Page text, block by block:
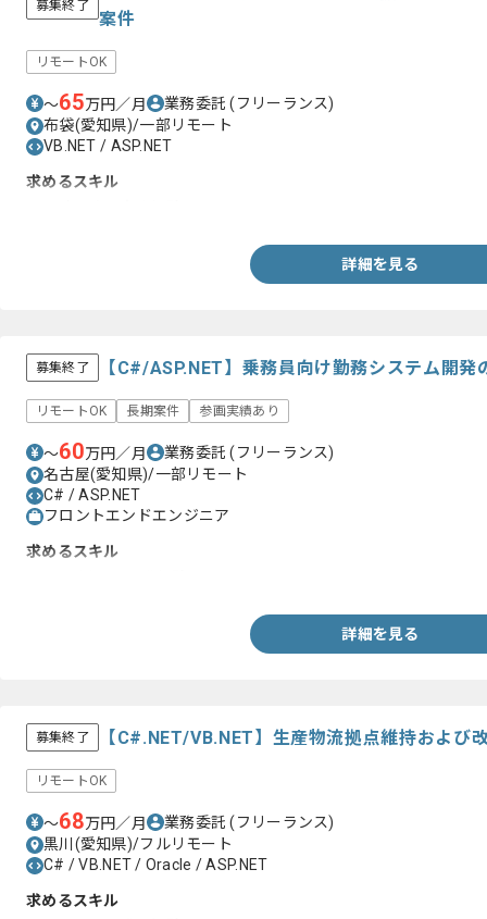
募集終了
案件
リモートOK
〜65万円／月 業務委託(フリーランス)
布袋(愛知県)/一部リモート
VB.NET / ASP.NET
求めるスキル
詳細を見る
募集終了 【C#/ASP.NET】乗務員向け勤務システム開
リモートOK 長期案件 参画実績あり
〜60万円／月 業務委託(フリーランス)
名古屋(愛知県)/一部リモート
C# / ASP.NET
フロントエンドエンジニア
求めるスキル
詳細を見る
募集終了 【C#.NET/VB.NET】生産物流拠点維持および
リモートOK
〜68万円／月 業務委託(フリーランス)
黒川(愛知県)/フルリモート
C# / VB.NET / Oracle / ASP.NET
求めるスキル